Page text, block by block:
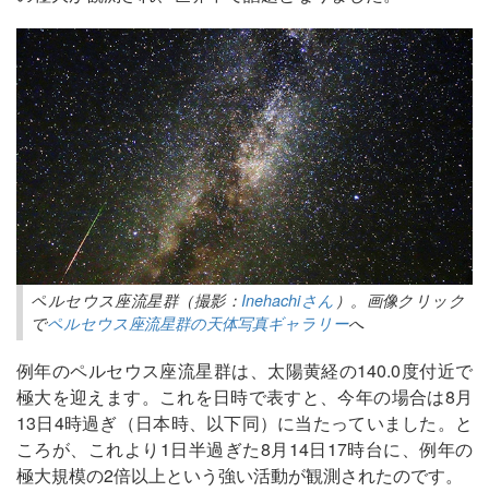
ペルセウス座流星群（撮影：Inehachiさん ）。画像クリック
でペルセウス座流星群の天体写真ギャラリーへ
例年のペルセウス座流星群は、太陽黄経の140.0度付近で
極大を迎えます。これを日時で表すと、今年の場合は8月
13日4時過ぎ（日本時、以下同）に当たっていました。と
ころが、これより1日半過ぎた8月14日17時台に、例年の
極大規模の2倍以上という強い活動が観測されたのです。